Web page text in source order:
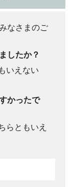
なさまのご
したか？
いえない
かったで
らともいえ